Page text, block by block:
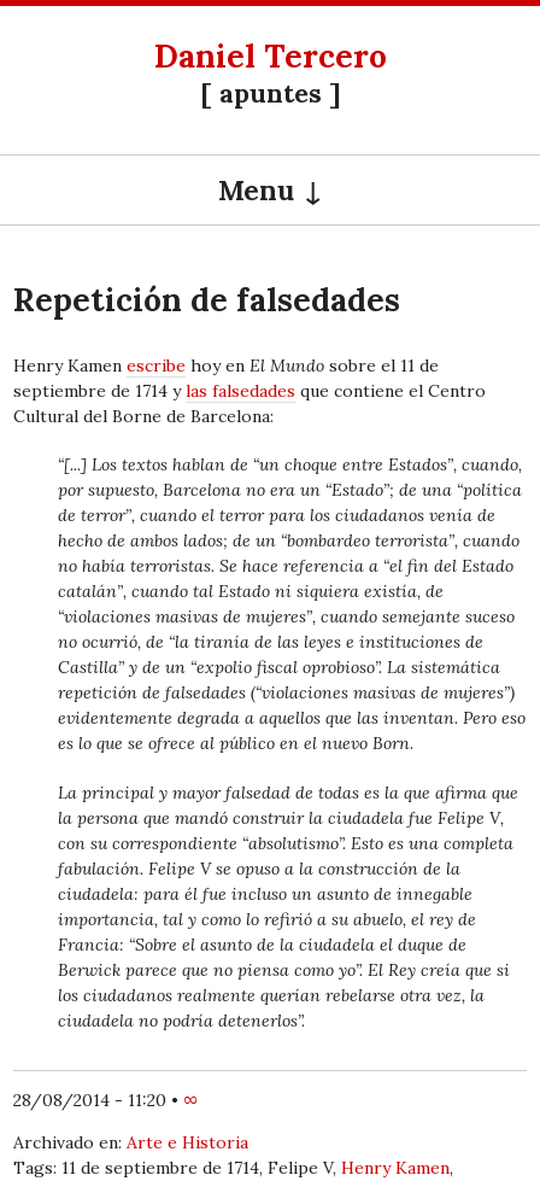
Daniel Tercero
[ apuntes ]
Menu
Repetición de falsedades
Henry Kamenescribe hoy enEl Mundo sobre el 11 de
septiembre de 1714 ylas falsedades que contiene el Centro
Cultural del Borne de Barcelona:
“[...] Los textos hablan de “un choque entre Estados”, cuando,
por supuesto, Barcelona no era un “Estado”; de una “política
de terror”, cuando el terror para los ciudadanos venía de
hecho de ambos lados; de un “bombardeo terrorista”, cuando
no había terroristas. Se hace referencia a “el fin del Estado
catalán”, cuando tal Estado ni siquiera existía, de
“violaciones masivas de mujeres”, cuando semejante suceso
no ocurrió, de “la tiranía de las leyes e instituciones de
Castilla” y de un “expolio fiscal oprobioso”. La sistemática
repetición de falsedades (“violaciones masivas de mujeres”)
evidentemente degrada a aquellos que las inventan. Pero eso
es lo que se ofrece al público en el nuevo Born.
La principal y mayor falsedad de todas es la que afirma que
la persona que mandó construir la ciudadela fue Felipe V,
con su correspondiente “absolutismo”. Esto es una completa
fabulación. Felipe V se opuso a la construcción de la
ciudadela: para él fue incluso un asunto de innegable
importancia, tal y como lo refirió a su abuelo, el rey de
Francia: “Sobre el asunto de la ciudadela el duque de
Berwick parece que no piensa como yo”. El Rey creía que si
los ciudadanos realmente querían rebelarse otra vez, la
ciudadela no podría detenerlos”.
28/08/2014 - 11:20 • ∞
Archivado en:Arte e Historia
Tags: 11 de septiembre de 1714, Felipe V,Henry Kamen,